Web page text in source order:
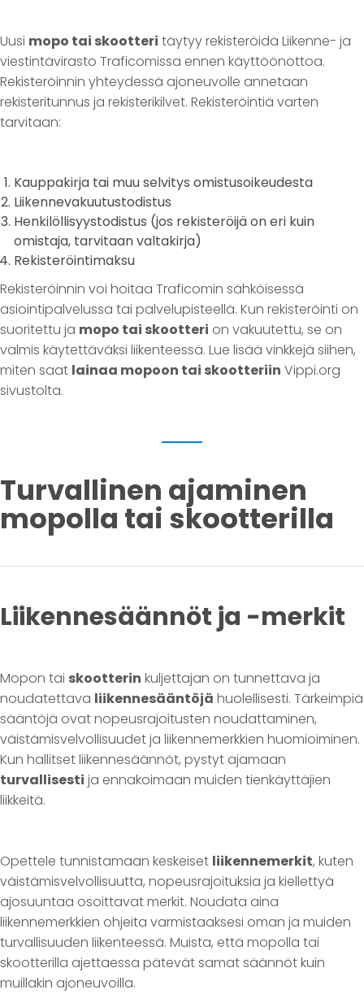
Uusi mopo tai skootteri täytyy rekisteröidä Liikenne- ja
viestintävirasto Traficomissa ennen käyttöönottoa.
Rekisteröinnin yhteydessä ajoneuvolle annetaan
rekisteritunnus ja rekisterikilvet. Rekisteröintiä varten
tarvitaan:
Kauppakirja tai muu selvitys omistusoikeudesta
Liikennevakuutustodistus
Henkilöllisyystodistus (jos rekisteröijä on eri kuin
omistaja, tarvitaan valtakirja)
Rekisteröintimaksu
Rekisteröinnin voi hoitaa Traficomin sähköisessä
asiointipalvelussa tai palvelupisteellä. Kun rekisteröinti on
suoritettu ja mopo tai skootteri on vakuutettu, se on
valmis käytettäväksi liikenteessä. Lue lisää vinkkejä siihen,
miten saat lainaa mopoon tai skootteriin Vippi.org
sivustolta.
Turvallinen ajaminen
mopolla tai skootterilla
Liikennesäännöt ja -merkit
Mopon tai skootterin kuljettajan on tunnettava ja
noudatettava liikennesääntöjä huolellisesti. Tärkeimpiä
sääntöjä ovat nopeusrajoitusten noudattaminen,
väistämisvelvollisuudet ja liikennemerkkien huomioiminen.
Kun hallitset liikennesäännöt, pystyt ajamaan
turvallisesti ja ennakoimaan muiden tienkäyttäjien
liikkeitä.
Opettele tunnistamaan keskeiset liikennemerkit, kuten
väistämisvelvollisuutta, nopeusrajoituksia ja kiellettyä
ajosuuntaa osoittavat merkit. Noudata aina
liikennemerkkien ohjeita varmistaaksesi oman ja muiden
turvallisuuden liikenteessä. Muista, että mopolla tai
skootterilla ajettaessa pätevät samat säännöt kuin
muillakin ajoneuvoilla.